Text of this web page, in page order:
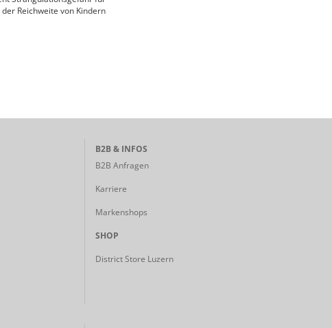
Reichweite von Kindern
B2B & INFOS
B2B Anfragen
Karriere
Markenshops
SHOP
District Store Luzern